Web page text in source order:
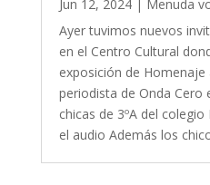
Jun 12, 2024| Menuda
Ayer tuvimos nuevos
en el Centro Cultural
exposición de Homenaje
periodista de Onda Cero
chicas de 3ºA del
el audio Además los